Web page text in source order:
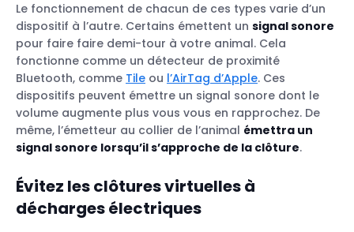
Le fonctionnement de chacun de ces types varie d’un
dispositif à l’autre. Certains émettent un signal sonore
pour faire faire demi-tour à votre animal. Cela
fonctionne comme un détecteur de proximité
Bluetooth, comme Tile ou l’AirTag d’Apple. Ces
dispositifs peuvent émettre un signal sonore dont le
volume augmente plus vous vous en rapprochez. De
même, l’émetteur au collier de l’animal émettra un
signal sonore lorsqu’il s’approche de la clôture.
Évitez les clôtures virtuelles à
décharges électriques